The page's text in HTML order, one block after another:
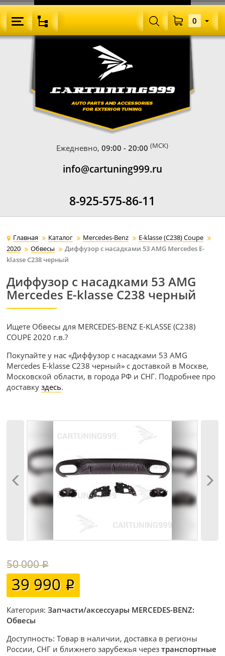
Ежедневно,09:00 - 20:00 (МСК)
info@cartuning999.ru
8-925-575-86-11
0
Главная Каталог Mercedes-Benz
E-klasse (C238) Coupe
2020
Обвесы
Диффузор с насадками 53 AMG Mercedes E-
klasse C238 черный
Диффузор с насадками 53 AMG
Mercedes E-klasse C238 черный
Ищете Обвесы для MERCEDES-BENZ E-KLASSE (C238)
COUPE 2020 г.в.?
Покупайте у нас «Диффузор с насадками 53 AMG
Mercedes E-klasse C238 черный» с доставкой в Москве,
Московской области, в города РФ и СНГ. Подробнее про
доставкуздесь.
50 000
39 990
Категория:Запчасти/аксессуары MERCEDES-BENZ:
Обвесы
Доступность: Товар в наличии, доставка в регионы
России, СНГ и ближнего зарубежья черезтранспортные